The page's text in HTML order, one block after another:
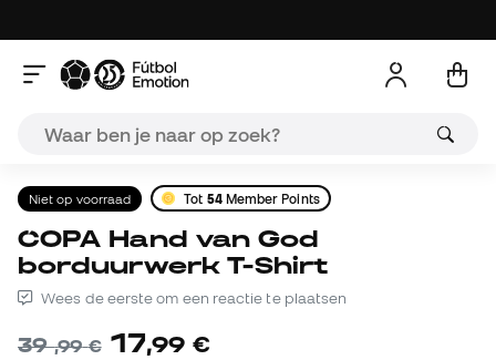
Niet op voorraad Tot 54Member Points
COPA Hand van God
borduurwerk T-Shirt
Wees de eerste om een reactie te plaatsen
39,99 € 17,99 €